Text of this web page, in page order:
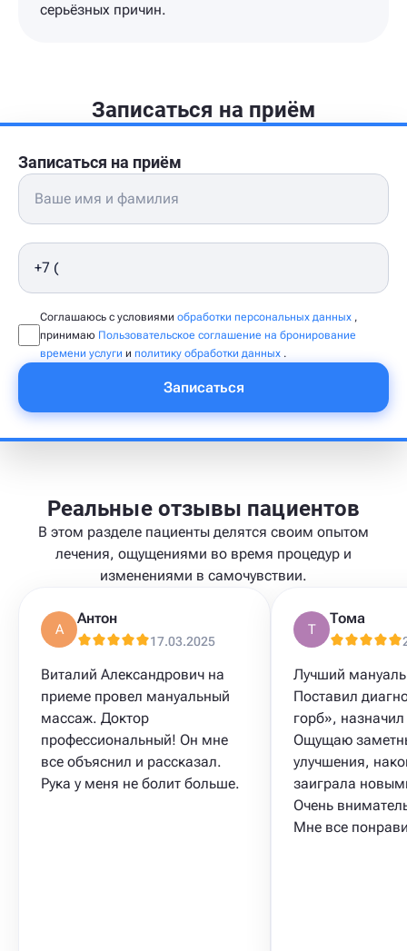
серьёзных причин.
Записаться на приём
Записаться на приём
Соглашаюсь с условиями обработки персональных данных ,
принимаю Пользовательское соглашение на бронирование
времени услуги и политику обработки данных .
Записаться
Реальные отзывы пациентов
В этом разделе пациенты делятся своим опытом
лечения, ощущениями во время процедур и
изменениями в самочувствии.
А
Антон
17.03.2025
Виталий Александрович на
приеме провел мануальный
массаж. Доктор
профессиональный! Он мне
все объяснил и рассказал.
Рука у меня не болит больше.
Т
Тома
Лучший
Поставил
горб»,
Ощущаю
улучшения,
заиграла
Очень
Мне все